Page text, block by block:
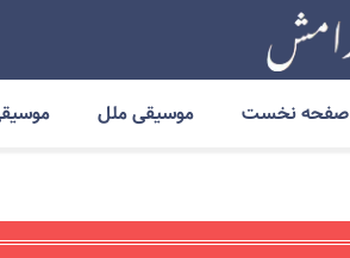
صفحه نخست موسیقی ملل